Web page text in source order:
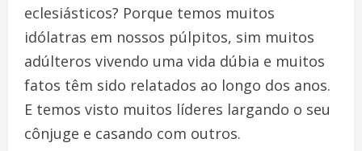
eclesiásticos? Porque temos muitos
idólatras em nossos púlpitos, sim muitos
adúlteros vivendo uma vida dúbia e muitos
fatos têm sido relatados ao longo dos anos.
E temos visto muitos líderes largando o seu
cônjuge e casando com outros.